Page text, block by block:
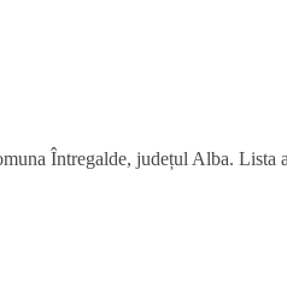
Întregalde, județul Alba. Lista